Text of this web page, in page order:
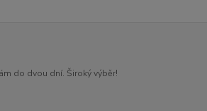
do dvou dní. Široký výběr!